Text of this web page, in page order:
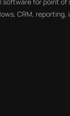
software for point of
CRM, reporting,